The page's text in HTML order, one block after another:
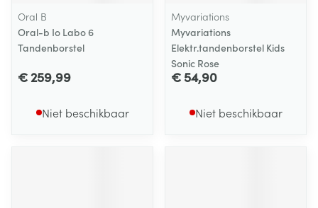
Oral B
Oral-b Io Labo 6
Tandenborstel
€ 259,99
Niet beschikbaar
Myvariations
Myvariations
Elektr.tandenborstel Kids
Sonic Rose
€ 54,90
Niet beschikbaar